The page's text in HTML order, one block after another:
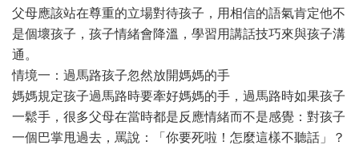
父母應該站在尊重的立場對待孩子，用相信的語氣肯定他不
是個壞孩子，孩子情緒會降溫，學習用講話技巧來與孩子溝
通。
情境一：過馬路孩子忽然放開媽媽的手
媽媽規定孩子過馬路時要牽好媽媽的手，過馬路時如果孩子
一鬆手，很多父母在當時都是反應情緒而不是感覺：對孩子
一個巴掌甩過去，罵說：「你要死啦！怎麼這樣不聽話」？